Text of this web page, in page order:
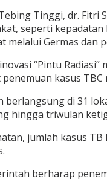
Tinggi, dr.
seperti
Germas dan
“Pintu
kasus
berlangsung di 31
hingga triwulan
jumlah kasus
berharap